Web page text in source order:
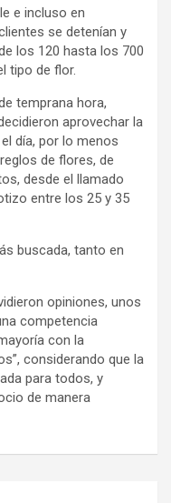
e incluso en
se detenían y
los 120 hasta los 700
tipo de flor.
temprana hora,
aprovechar la
día, por lo menos
de flores, de
desde el llamado
entre los 25 y 35
buscada, tanto en
opiniones, unos
competencia
con la
considerando que la
para todos, y
de manera